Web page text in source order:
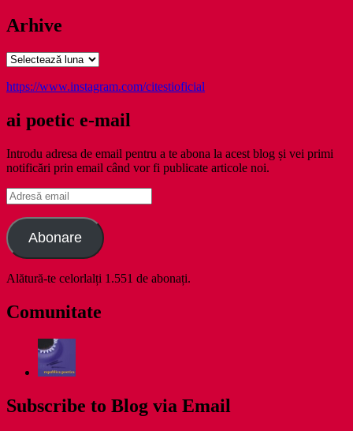
Arhive
Arhive
https://www.instagram.com/citestioficial
ai poetic e-mail
Introdu adresa de email pentru a te abona la acest blog și vei primi
notificări prin email când vor fi publicate articole noi.
Adresă
email
Abonare
Alătură-te celorlalți 1.551 de abonați.
Comunitate
Subscribe to Blog via Email